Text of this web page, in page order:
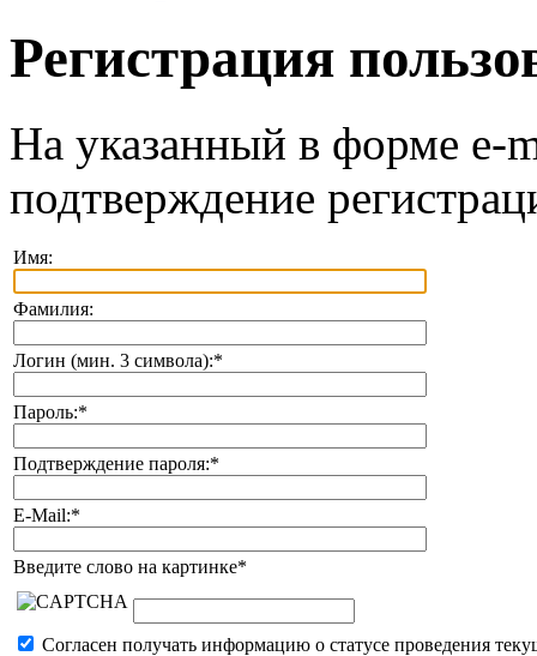
Регистрация
На указанный в форме e-
подтверждение
Имя:
Фамилия:
Логин (мин. 3 символа):*
Пароль:*
Подтверждение пароля:*
E-Mail:*
Введите слово на картинке*
Согласен получать информацию о статусе проведения